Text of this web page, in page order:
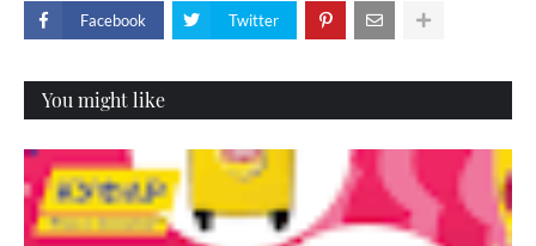
Facebook Twitter
You might like